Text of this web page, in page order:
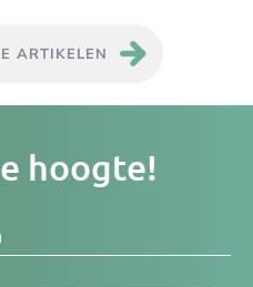
ARTIKELEN
hoogte!